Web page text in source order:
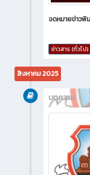
จดหมายข่าวพิ
ข่าวสาร (ทั่วไป)
สิงหาคม 2025
บทความ